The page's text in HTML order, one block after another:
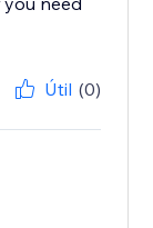
Útil (0)